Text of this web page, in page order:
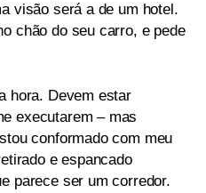
visão será a de um hotel.
chão do seu carro, e pede
hora. Devem estar
executarem – mas
conformado com meu
e espancado
parece ser um corredor.